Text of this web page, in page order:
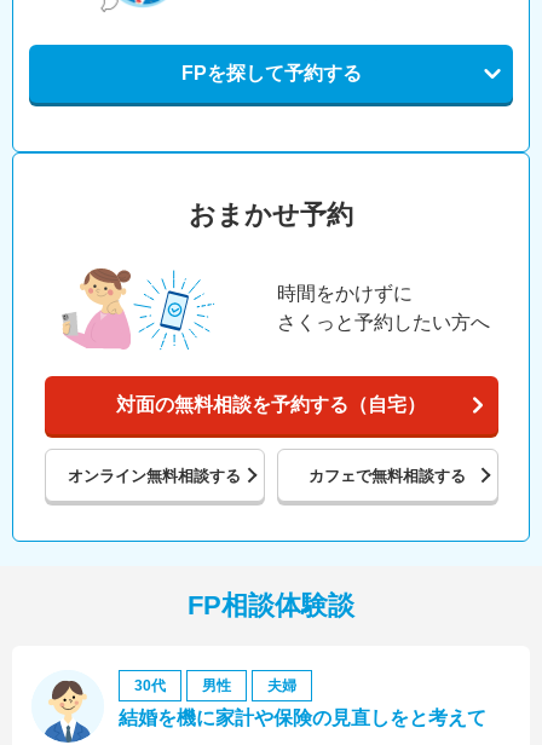
FPを探して予約する
おまかせ予約
時間をかけずに
さくっと予約したい方へ
対面の無料相談を予約する（自宅）
オンライン無料相談する カフェで無料相談する
FP相談体験談
30代 男性 夫婦
結婚を機に家計や保険の見直しをと考えて